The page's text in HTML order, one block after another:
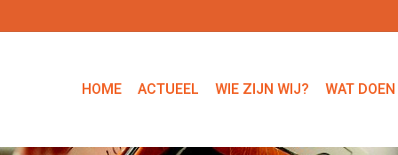
HOME ACTUEEL WIE ZIJN WIJ? WAT